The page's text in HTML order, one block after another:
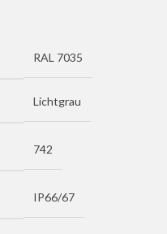
RAL 7035
Lichtgrau
742
IP66/67